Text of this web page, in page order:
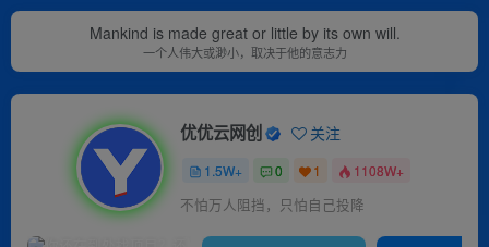
Mankind is made great or little by its own will.
一个人伟大或渺小，取决于他的意志力
优优云网创 关注
1.5W+ 0 1 1108W+
不怕万人阻挡，只怕自己投降